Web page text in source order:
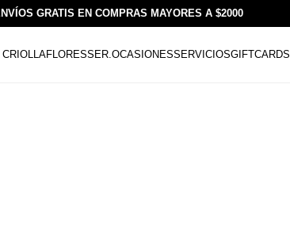
GRATIS EN COMPRAS MAYORES A $2000
CRIOLLAFLORESSER.OCASIONESSERVICIOSGIFTCARDS